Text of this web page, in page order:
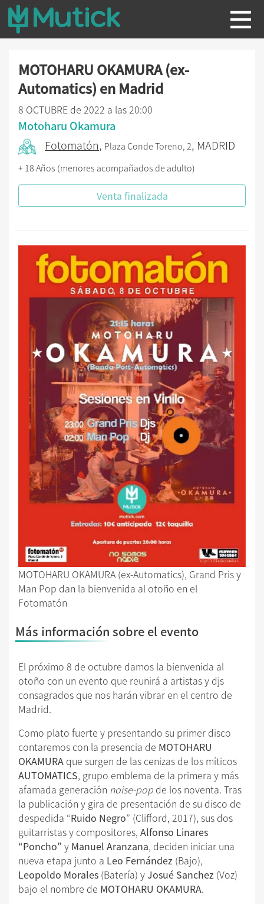
MOTOHARU OKAMURA (ex-
Automatics) en Madrid
8 OCTUBRE de 2022 a las 20:00
Motoharu Okamura
Fotomatón, Plaza Conde Toreno, 2, MADRID
+ 18 Años (menores acompañados de adulto)
Venta finalizada
MOTOHARU OKAMURA (ex-Automatics), Grand Pris y
Man Pop dan la bienvenida al otoño en el
Fotomatón
Más información sobre el evento
El próximo 8 de octubre damos la bienvenida al
otoño con un evento que reunirá a artistas y djs
consagrados que nos harán vibrar en el centro de
Madrid.
Como plato fuerte y presentando su primer disco
contaremos con la presencia de MOTOHARU
OKAMURA que surgen de las cenizas de los míticos
AUTOMATICS, grupo emblema de la primera y más
afamada generación noise-pop de los noventa. Tras
la publicación y gira de presentación de su disco de
despedida “Ruido Negro” (Clifford, 2017), sus dos
guitarristas y compositores, Alfonso Linares
“Poncho” y Manuel Aranzana, deciden iniciar una
nueva etapa junto a Leo Fernández (Bajo),
Leopoldo Morales (Batería) yJosué Sanchez (Voz)
bajo el nombre de MOTOHARU OKAMURA.